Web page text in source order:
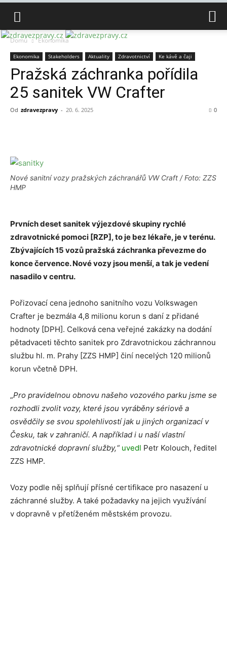
Domů Ekonomika
Ekonomika Stakeholders Aktuality Zdravotnictví Ke kávě a čaji
Pražská záchranka pořídila
25 sanitek VW Crafter
Od zdravezpravy - 20. 6. 2025 0
Nové sanitní vozy pražských záchranářů VW Craft / Foto: ZZS
HMP
Prvních deset sanitek výjezdové skupiny rychlé
zdravotnické pomoci [RZP], to je bez lékaře, je v terénu.
Zbývajících 15 vozů pražská záchranka převezme do
konce července. Nové vozy jsou menší, a tak je vedení
nasadilo v centru.
Pořizovací cena jednoho sanitního vozu Volkswagen
Crafter je bezmála 4,8 milionu korun s daní z přidané
hodnoty [DPH]. Celková cena veřejné zakázky na dodání
pětadvaceti těchto sanitek pro Zdravotnickou záchrannou
službu hl. m. Prahy [ZZS HMP] činí necelých 120 milionů
korun včetně DPH.
„Pro pravidelnou obnovu našeho vozového parku jsme se
rozhodli zvolit vozy, které jsou vyráběny sériově a
osvědčily se svou spolehlivostí jak u jiných organizací v
Česku, tak v zahraničí. A například i u naší vlastní
zdravotnické dopravní služby,“ uvedl Petr Kolouch, ředitel
ZZS HMP.
Vozy podle něj splňují přísné certifikace pro nasazení u
záchranné služby. A také požadavky na jejich využívání
v dopravně v přetíženém městském provozu.